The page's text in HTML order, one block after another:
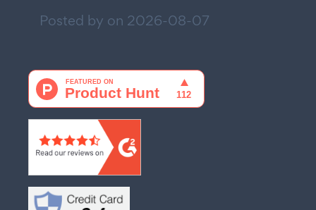
Posted by on 2026-08-07